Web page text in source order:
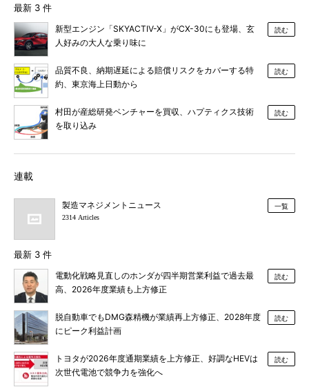
最新 3 件
新型エンジン「SKYACTIV-X」がCX-30にも登場、玄
人好みの大人な乗り味に
読む
品質不良、納期遅延による賠償リスクをカバーする特
約、東京海上日動から
読む
村田が産総研発ベンチャーを買収、ハプティクス技術
を取り込み
読む
連載
製造マネジメントニュース
2314 Articles
一覧
最新 3 件
電動化戦略見直しのホンダが四半期営業利益で過去最
高、2026年度業績も上方修正
読む
脱自動車でもDMG森精機が業績再上方修正、2028年度
にピーク利益計画
読む
トヨタが2026年度通期業績を上方修正、好調なHEVは
次世代電池で競争力を強化へ
読む